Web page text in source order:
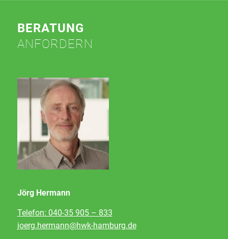
BERATUNG
ANFORDERN
Jörg Hermann
Telefon: 040-35 905 – 833
joerg.hermann@hwk-hamburg.de